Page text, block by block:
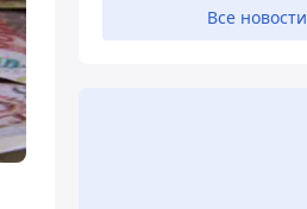
Все новости